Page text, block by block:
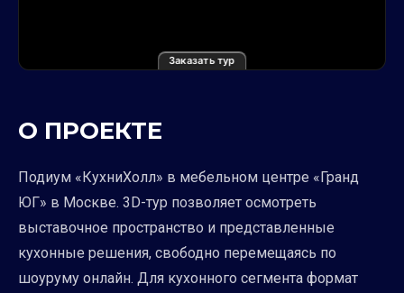
Заказать тур
О ПРОЕКТЕ
Подиум «КухниХолл» в мебельном центре «Гранд
ЮГ» в Москве. 3D-тур позволяет осмотреть
выставочное пространство и представленные
кухонные решения, свободно перемещаясь по
шоуруму онлайн. Для кухонного сегмента формат